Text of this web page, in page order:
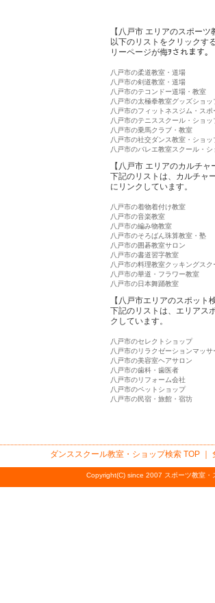
【八戸市 エリアのスポー
以下のリストをクリックす
リーページが侮ｦされます。
八戸市の柔道教室・道場
八戸市の剣道教室・道場
八戸市のテコンドー道場・教室
八戸市の太極拳教室グッズショッ
八戸市のフィットネスジム・スポ
八戸市のテニススクール・ショッ
八戸市の乗馬クラブ・教室
八戸市の社交ダンス教室・ショッ
八戸市のバレエ教室スクール・シ
【八戸市 エリアのカルチ
下記のリストは、カルチャ
にリンクしています。
八戸市の着物着付け教室
八戸市の音楽教室
八戸市の編み物教室
八戸市のそろばん珠算教室・塾
八戸市の囲碁教室サロン
八戸市の書道習字教室
八戸市の料理教室クッキングスク
八戸市の華道・フラワー教室
八戸市の日本舞踊教室
【八戸市エリアのスポット
下記のリストは、エリアス
クしています。
八戸市のセレクトショップ
八戸市のリラクゼーションマッサ
八戸市の美容室ヘアサロン
八戸市の歯科・歯医者
八戸市のリフォーム会社
八戸市のペットショップ
八戸市の民宿・旅館・宿坊
ダンススクール教室・ショップ検索TOP ｜
Copyright(C) since 2007 スポーツ教室・